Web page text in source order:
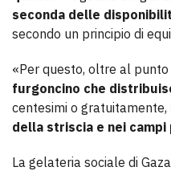
seconda delle
secondo un principio di
«Per questo, oltre al
furgoncino che
centesimi o gratuitamente,
della striscia e nei
La gelateria sociale di